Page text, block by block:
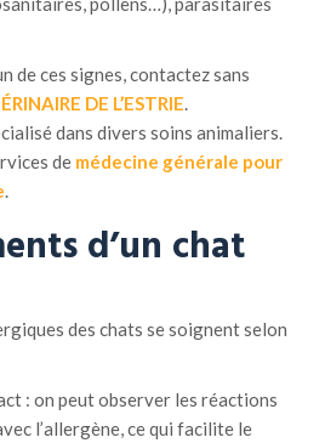
de ces signes, contactez sans
DE L’ESTRIE.
dans divers soins animaliers.
de médecine générale pour
.
d’un chat
des chats se soignent selon
: on peut observer les réactions
l’allergène, ce qui facilite le